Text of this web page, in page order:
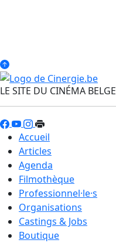
LE SITE DU CINÉMA BELGE
Accueil
Articles
Agenda
Filmothèque
Professionnel·le·s
Organisations
Castings & Jobs
Boutique